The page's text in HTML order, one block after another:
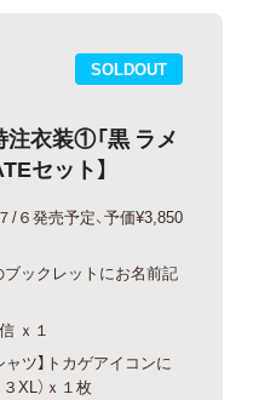
SOLDOUT
衣装①「黒 ラメ
セット】
/６発売予定、予価¥3,850
ックレットにお名前記
ｘ１
ツ】トカゲアイコンに
XL）ｘ１枚